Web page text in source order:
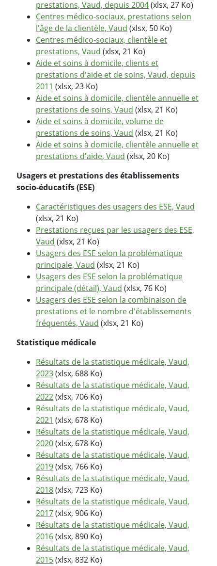
prestations, Vaud, depuis 2004(xlsx, 27 Ko)
Centres médico-sociaux, prestations selon
l'âge de la clientèle, Vaud (xlsx, 50 Ko)
Centres médico-sociaux, clientèle et
prestations, Vaud (xlsx, 21 Ko)
Aide et soins à domicile, clients et
prestations d'aide et de soins, Vaud, depuis
2011 (xlsx, 23 Ko)
Aide et soins à domicile, clientèle annuelle et
prestations de soins, Vaud (xlsx, 21 Ko)
Aide et soins à domicile, volume de
prestations de soins, Vaud (xlsx, 21 Ko)
Aide et soins à domicile, clientèle annuelle et
prestations d'aide, Vaud (xlsx, 20 Ko)
Usagers et prestations des établissements
socio-éducatifs (ESE)
Caractéristiques des usagers des ESE, Vaud
(xlsx, 21 Ko)
Prestations reçues par les usagers des ESE,
Vaud (xlsx, 21 Ko)
Usagers des ESE selon la problématique
principale, Vaud (xlsx, 21 Ko)
Usagers des ESE selon la problématique
principale (détail), Vaud (xlsx, 76 Ko)
Usagers des ESE selon la combinaison de
prestations et le nombre d'établissements
fréquentés, Vaud (xlsx, 21 Ko)
Statistique médicale
Résultats de la statistique médicale, Vaud,
2023(xlsx, 688 Ko)
Résultats de la statistique médicale, Vaud,
2022(xlsx, 706 Ko)
Résultats de la statistique médicale, Vaud,
2021 (xlsx, 678 Ko)
Résultats de la statistique médicale, Vaud,
2020(xlsx, 678 Ko)
Résultats de la statistique médicale, Vaud,
2019(xlsx, 766 Ko)
Résultats de la statistique médicale, Vaud,
2018(xlsx, 723 Ko)
Résultats de la statistique médicale, Vaud,
2017(xlsx, 906 Ko)
Résultats de la statistique médicale, Vaud,
2016(xlsx, 890 Ko)
Résultats de la statistique médicale, Vaud,
2015(xlsx, 832 Ko)